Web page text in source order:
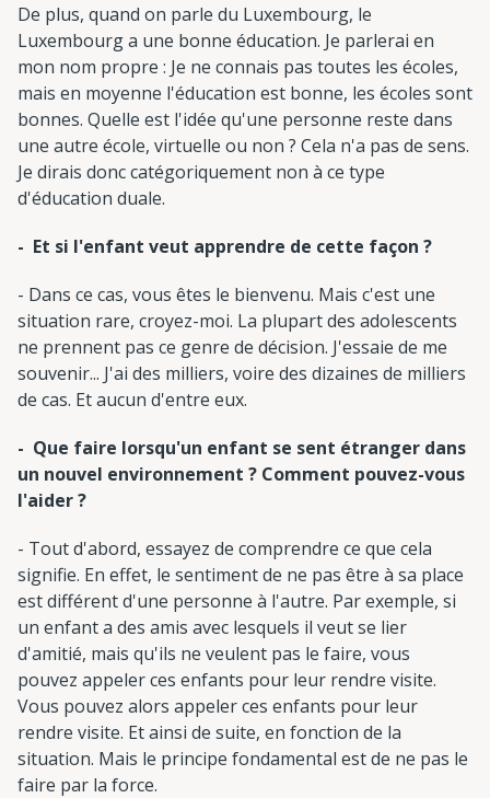
De plus, quand on parle du Luxembourg, le
Luxembourg a une bonne éducation. Je parlerai en
mon nom propre : Je ne connais pas toutes les écoles,
mais en moyenne l'éducation est bonne, les écoles sont
bonnes. Quelle est l'idée qu'une personne reste dans
une autre école, virtuelle ou non ? Cela n'a pas de sens.
Je dirais donc catégoriquement non à ce type
d'éducation duale.
- Et si l'enfant veut apprendre de cette façon ?
- Dans ce cas, vous êtes le bienvenu. Mais c'est une
situation rare, croyez-moi. La plupart des adolescents
ne prennent pas ce genre de décision. J'essaie de me
souvenir... J'ai des milliers, voire des dizaines de milliers
de cas. Et aucun d'entre eux.
- Que faire lorsqu'un enfant se sent étranger dans
un nouvel environnement ? Comment pouvez-vous
l'aider ?
- Tout d'abord, essayez de comprendre ce que cela
signifie. En effet, le sentiment de ne pas être à sa place
est différent d'une personne à l'autre. Par exemple, si
un enfant a des amis avec lesquels il veut se lier
d'amitié, mais qu'ils ne veulent pas le faire, vous
pouvez appeler ces enfants pour leur rendre visite.
Vous pouvez alors appeler ces enfants pour leur
rendre visite. Et ainsi de suite, en fonction de la
situation. Mais le principe fondamental est de ne pas le
faire par la force.